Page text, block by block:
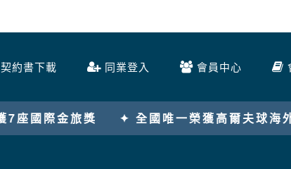
約書下載 同業登入 會員中心
爾夫球海外賽金旅獎 ✦ 唯一連續8年榮獲